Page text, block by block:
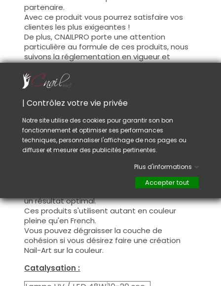
partenaire.
Avec ce produit vous pourrez satisfaire vos
clientes les plus exigeantes !
De plus, CNAILPRO porte une attention
particulière au formule de ces produits, nous
suivons la réglementation en vigueur et
garantissons la conformité de nos produits.
Ceci pour garantir une sécurité d'utilisation
optimale.
Cette couleur s'applique avec son pinceau, de
manière fine, sur la base (il n'est pas
nécessaire de dégraisser la couche de
cohésion) ou sur la construction après limage.
Ce produit s'applique en deux couches,
fermez le bord libre à la première couche et
appliquez la deuxième couche pour garantir
un résultat optimal.
Ces produits s'utilisent autant en couleur
pleine qu'en French.
Vous pouvez dégraisser la couche de
cohésion si vous désirez faire une création
Nail-Art sur la couleur.
Catalysation :
| Contrôlez votre vie privée
Notre site utilise des cookies pour garantir son bon
fonctionnement et optimiser ses performances
techniques, personnaliser l'affichage de nos pages ou
diffuser et mesurer des publicités pertinentes.
Plus d'informations
Accepter tout